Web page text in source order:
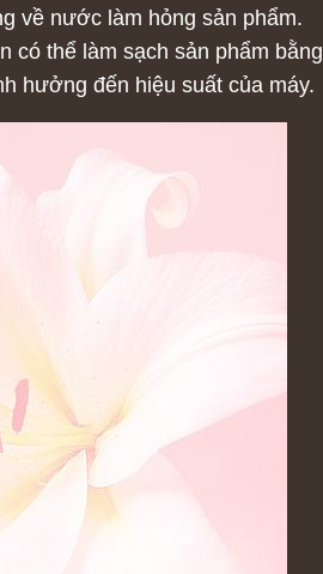
về nước làm hỏng sản phẩm.
có thể làm sạch sản phẩm bằng
hưởng đến hiệu suất của máy.